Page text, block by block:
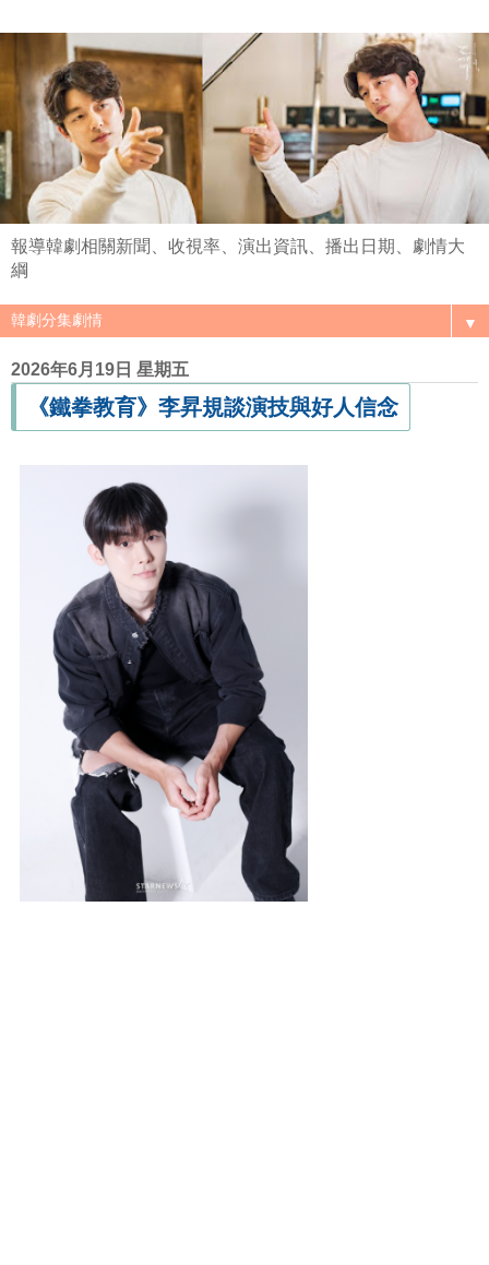
報導韓劇相關新聞、收視率、演出資訊、播出日期、劇情大
綱
▼
2026年6月19日 星期五
《鐵拳教育》李昇規談演技與好人信念